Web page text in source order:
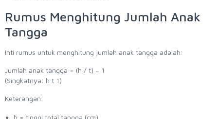
Rumus Menghitung Jumlah Anak
Tangga
Inti rumus untuk menghitung jumlah anak tangga adalah:
Jumlah anak tangga = (h / t) – 1
(Singkatnya: h t 1)
Keterangan:
h = tinggi total tangga (cm)